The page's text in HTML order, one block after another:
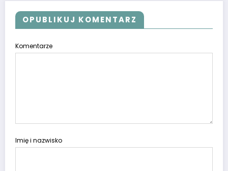
OPUBLIKUJ KOMENTARZ
Komentarze
Imię i nazwisko